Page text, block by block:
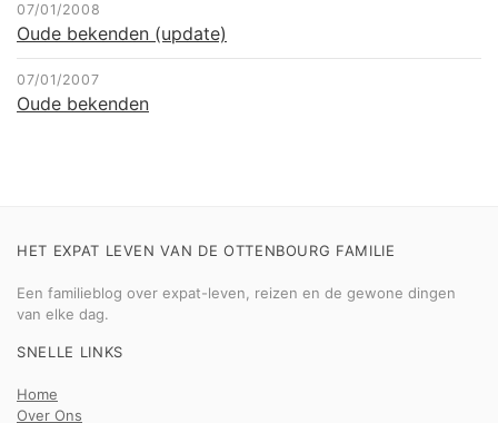
07/01/2008
Oude bekenden (update)
07/01/2007
Oude bekenden
HET EXPAT LEVEN VAN DE OTTENBOURG FAMILIE
Een familieblog over expat-leven, reizen en de gewone dingen
van elke dag.
SNELLE LINKS
Home
Over Ons